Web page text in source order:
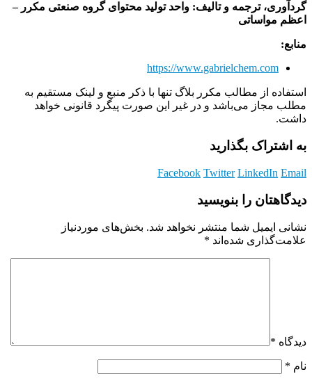
گردآوری، ترجمه و تالیف: واحد تولید محتوای گروه صنعتی مکرر –
اعظم مواساتی
منابع:
https://www.gabrielchem.com
استفاده از مطالب مکرر بلاگ تنها با ذکر منبع و لینک مستقیم به
مطلب مجاز می‌باشد و در غیر این صورت پیگرد قانونی خواهد
داشت.
به اشتراک بگذارید
Facebook Twitter LinkedIn Email
دیدگاهتان را بنویسید
نشانی ایمیل شما منتشر نخواهد شد. بخش‌های موردنیاز
علامت‌گذاری شده‌اند *
دیدگاه *
نام *